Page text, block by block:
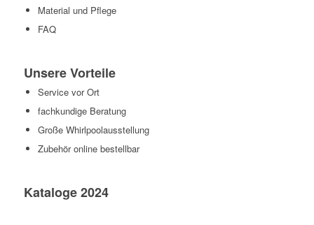
Material und Pflege
FAQ
Unsere Vorteile
Service vor Ort
fachkundige Beratung
Große Whirlpoolausstellung
Zubehör online bestellbar
Kataloge 2024